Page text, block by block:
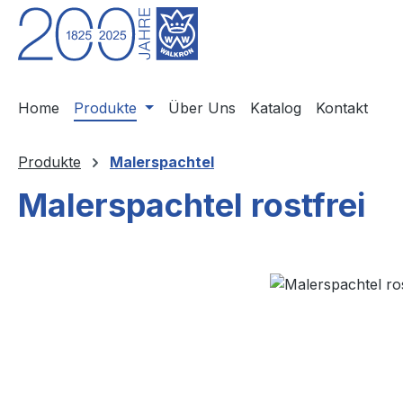
Hauptinhalt springen
Zur Suche springen
Zur Hauptnavigation springen
Home Produkte Über Uns Katalog Kontakt
Produkte Malerspachtel
Malerspachtel rostfrei